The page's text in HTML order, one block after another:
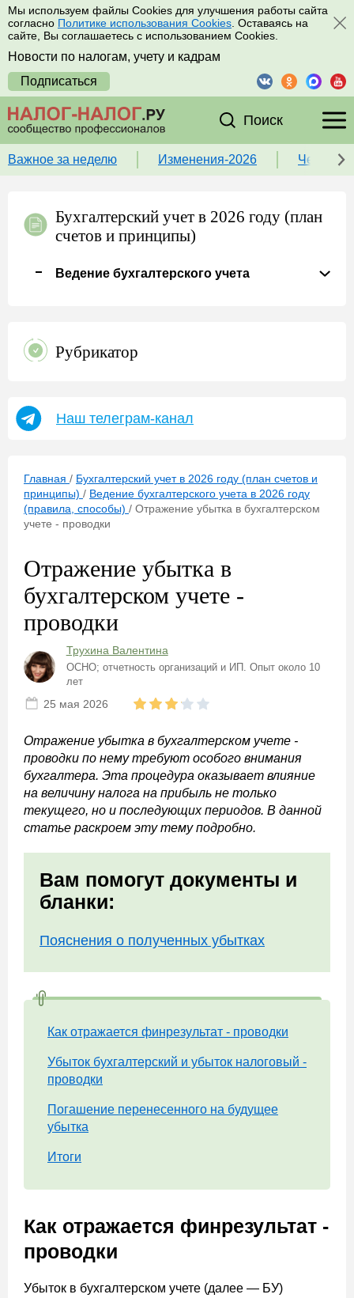
Мы используем файлы Cookies для улучшения работы сайта
согласно Политике использования Cookies . Оставаясь на
сайте, Вы соглашаетесь с использованием Cookies.
Новости по налогам, учету и кадрам
Подписаться
Поиск
Важное за неделю Изменения-2026 Чек-
Бухгалтерский учет в 2026 году (план
счетов и принципы)
Ведение бухгалтерского учета
Рубрикатор
Наш телеграм-канал
Главная / Бухгалтерский учет в 2026 году (план счетов и
принципы) / Ведение бухгалтерского учета в 2026 году
(правила, способы) / Отражение убытка в бухгалтерском
учете - проводки
Отражение убытка в
бухгалтерском учете -
проводки
Трухина Валентина
ОСНО; отчетность организаций и ИП. Опыт около 10
лет
25 мая 2026
Отражение убытка в бухгалтерском учете -
проводки по нему требуют особого внимания
бухгалтера. Эта процедура оказывает влияние
на величину налога на прибыль не только
текущего, но и последующих периодов. В данной
статье раскроем эту тему подробно.
Вам помогут документы и
бланки:
Пояснения о полученных убытках
Как отражается финрезультат - проводки
Убыток бухгалтерский и убыток налоговый -
проводки
Погашение перенесенного на будущее
убытка
Итоги
Как отражается финрезультат -
проводки
Убыток в бухгалтерском учете (далее — БУ)